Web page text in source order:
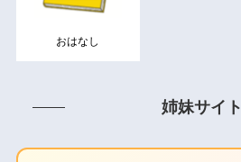
おはなし
姉妹サイト